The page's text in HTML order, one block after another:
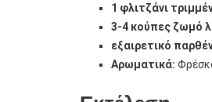
1 φλιτζάνι
3-4 κούπες ζωμό
εξαιρετικό
Αρωματικά: